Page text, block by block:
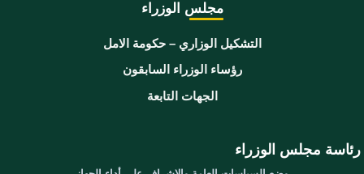
مجلس الوزراء
التشكيل الوزاري – حكومة الامل
رؤساء الوزراء السابقون
الجهات التابعة
رئاسة مجلس الوزراء